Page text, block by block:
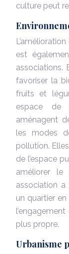
culture peut
est
associations.
favoriser la
fruits et
espace de
aménagent
les modes
pollution.
de l’espace
améliorer
association
un quartier
plus propre.
Urbanisme